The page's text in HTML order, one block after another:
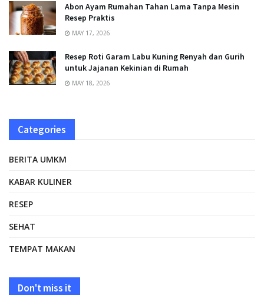
Abon Ayam Rumahan Tahan Lama Tanpa Mesin
Resep Praktis
MAY 17, 2026
Resep Roti Garam Labu Kuning Renyah dan Gurih
untuk Jajanan Kekinian di Rumah
MAY 18, 2026
Categories
BERITA UMKM
KABAR KULINER
RESEP
SEHAT
TEMPAT MAKAN
Don't miss it